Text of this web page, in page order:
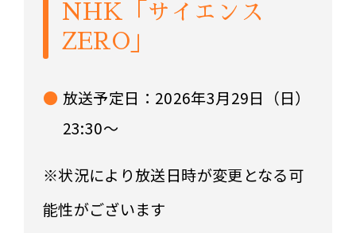
NHK「サイエンス
ZERO」
放送予定日：2026年3月29日（日）
23:30～
※状況により放送日時が変更となる可
能性がございます